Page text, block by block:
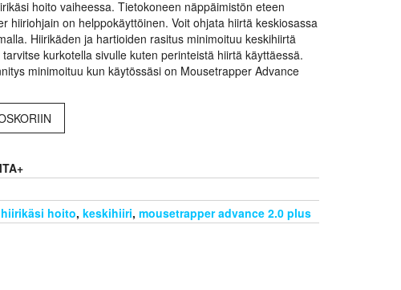
hoito vaiheessa. Tietokoneen näppäimistön eteen
hiiriohjain on helppokäyttöinen. Voit ohjata hiirtä keskiosassa
Hiirikäden ja hartioiden rasitus minimoituu keskihiirtä
kurkotella sivulle kuten perinteistä hiirtä käyttäessä.
minimoituu kun käytössäsi on Mousetrapper Advance
hiirikäsi hoito, keskihiiri, mousetrapper advance 2.0 plus